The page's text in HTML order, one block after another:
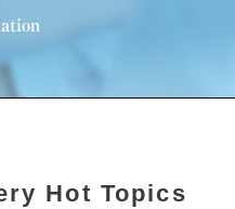
Hot Topics